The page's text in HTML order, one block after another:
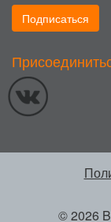
Подписаться
© 2026